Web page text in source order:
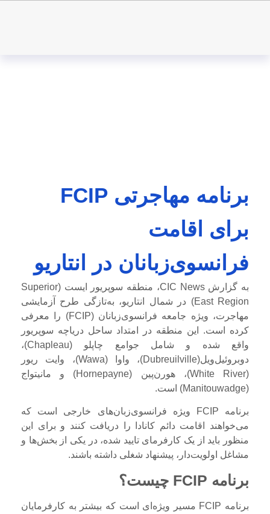
برنامه مهاجرتی FCIP
برای اقامت
فرانسوی‌زبانان در انتاریو
به گزارش CIC News، منطقه سوپریور ایست (Superior
East Region) در شمال انتاریو، به‌تازگی طرح آزمایشی
مهاجرت، ویژه جامعه فرانسوی‌زبانان (FCIP) را معرفی
کرده است. این منطقه در امتداد ساحل دریاچه سوپریور
واقع شده و شامل جوامع چاپلو (Chapleau)،
دوبروئیل‌ویل(Dubreuilville)، واوا (Wawa)، وایت ریور
(White River)، هورن‌پین (Hornepayne) و مانیتواج
(Manitouwadge) است.
برنامه FCIP ویژه فرانسوی‌زبان‌های خارجی است که
می‌خواهند اقامت دائم کانادا را دریافت کنند و برای این
منظور باید از یک کارفرمای تایید شده، در یکی از بخش‌ها و
مشاغل اولویت‌دار، پیشنهاد شغلی داشته باشند.
برنامه FCIP چیست؟
برنامه FCIP مسیر ویژه‌ای است که بیشتر به کارفرمایان